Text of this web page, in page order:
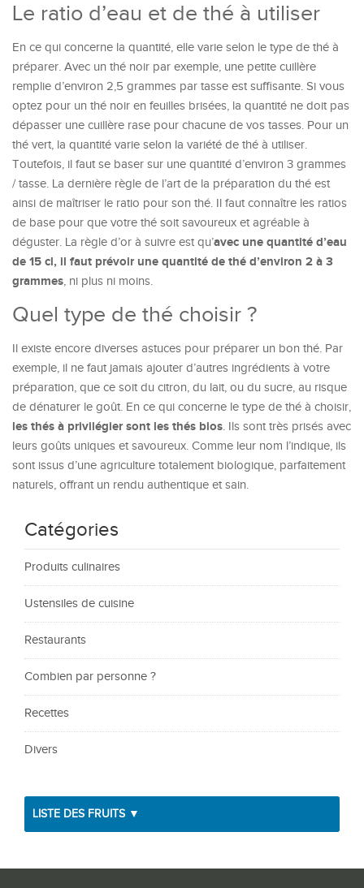
Le ratio d’eau et de thé à utiliser
En ce qui concerne la quantité, elle varie selon le type de thé à
préparer. Avec un thé noir par exemple, une petite cuillère
remplie d’environ 2,5 grammes par tasse est suffisante. Si vous
optez pour un thé noir en feuilles brisées, la quantité ne doit pas
dépasser une cuillère rase pour chacune de vos tasses. Pour un
thé vert, la quantité varie selon la variété de thé à utiliser.
Toutefois, il faut se baser sur une quantité d’environ 3 grammes
/ tasse. La dernière règle de l’art de la préparation du thé est
ainsi de maîtriser le ratio pour son thé. Il faut connaître les ratios
de base pour que votre thé soit savoureux et agréable à
déguster. La règle d’or à suivre est qu’avec une quantité d’eau
de 15 cl, il faut prévoir une quantité de thé d’environ 2 à 3
grammes, ni plus ni moins.
Quel type de thé choisir ?
Il existe encore diverses astuces pour préparer un bon thé. Par
exemple, il ne faut jamais ajouter d’autres ingrédients à votre
préparation, que ce soit du citron, du lait, ou du sucre, au risque
de dénaturer le goût. En ce qui concerne le type de thé à choisir,
les thés à privilégier sont les thés bios. Ils sont très prisés avec
leurs goûts uniques et savoureux. Comme leur nom l’indique, ils
sont issus d’une agriculture totalement biologique, parfaitement
naturels, offrant un rendu authentique et sain.
Catégories
Produits culinaires
Ustensiles de cuisine
Restaurants
Combien par personne ?
Recettes
Divers
LISTE DES FRUITS ▼